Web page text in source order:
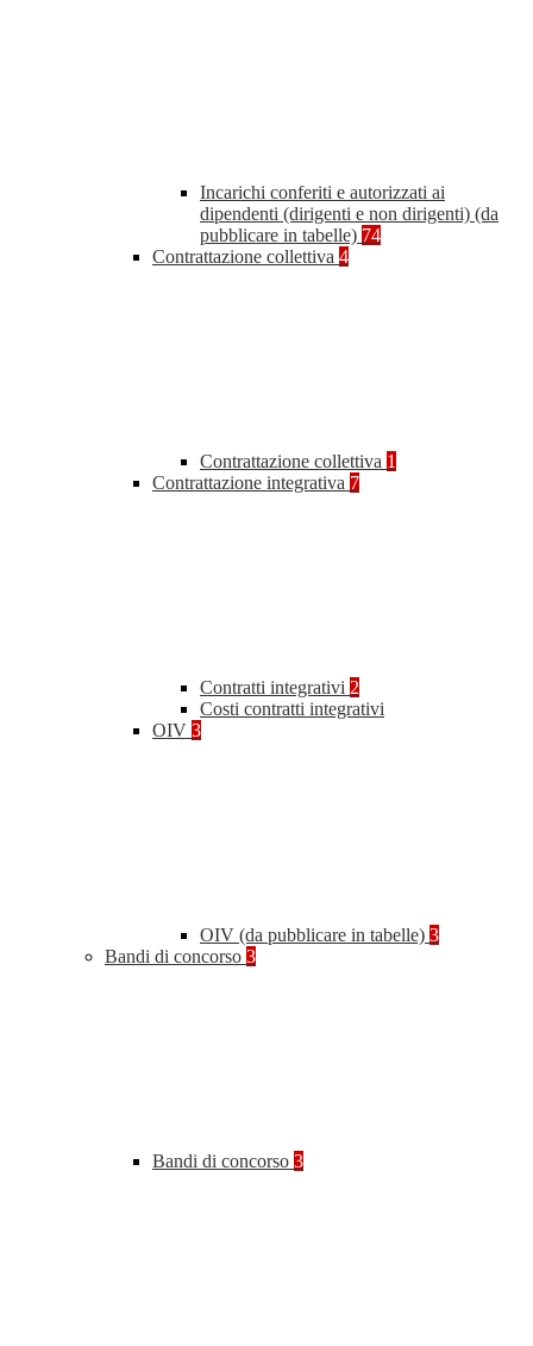
Incarichi conferiti e autorizzati ai
dipendenti (dirigenti e non dirigenti) (da
pubblicare in tabelle) 74
Contrattazione collettiva 4
Contrattazione collettiva 1
Contrattazione integrativa 7
Contratti integrativi 2
Costi contratti integrativi
OIV 3
OIV (da pubblicare in tabelle) 3
Bandi di concorso 3
Bandi di concorso 3